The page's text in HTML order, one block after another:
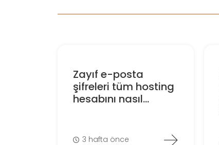
Zayıf e-posta
şifreleri tüm hosting
hesabını nasıl...
3 hafta önce